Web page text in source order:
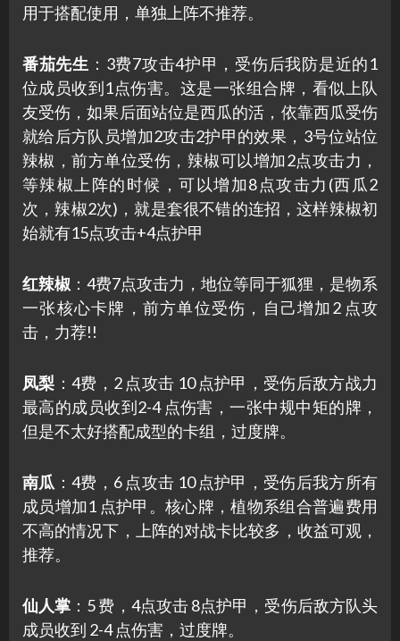
用于搭配使用，单独上阵不推荐。
番茄先生 ：3费7攻击4护甲，受伤后我防是近的1
位成员收到1点伤害。这是一张组合牌，看似上队
友受伤，如果后面站位是西瓜的活，依靠西瓜受伤
就给后方队员增加2攻击2护甲的效果，3号位站位
辣椒，前方单位受伤，辣椒可以增加2点攻击力，
等辣椒上阵的时候，可以增加8点攻击力(西瓜2
次，辣椒2次)，就是套很不错的连招，这样辣椒初
始就有15点攻击+4点护甲
红辣椒 ：4费7点攻击力，地位等同于狐狸，是物系
一张核心卡牌，前方单位受伤，自己增加2 点攻
击，力荐!!
凤梨 ：4费，2 点攻击 10 点护甲，受伤后敌方战力
最高的成员收到2-4 点伤害，一张中规中矩的牌，
但是不太好搭配成型的卡组，过度牌。
南瓜 ：4费，6 点攻击 10 点护甲，受伤后我方所有
成员增加1 点护甲。核心牌，植物系组合普遍费用
不高的情况下，上阵的对战卡比较多，收益可观，
推荐。
仙人掌 ：5 费，4点攻击 8点护甲，受伤后敌方队头
成员收到 2-4 点伤害，过度牌。